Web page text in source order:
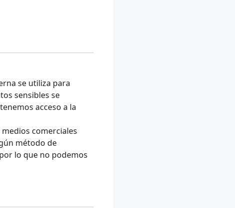
se utiliza para
sensibles se
acceso a la
comerciales
método de
lo que no podemos